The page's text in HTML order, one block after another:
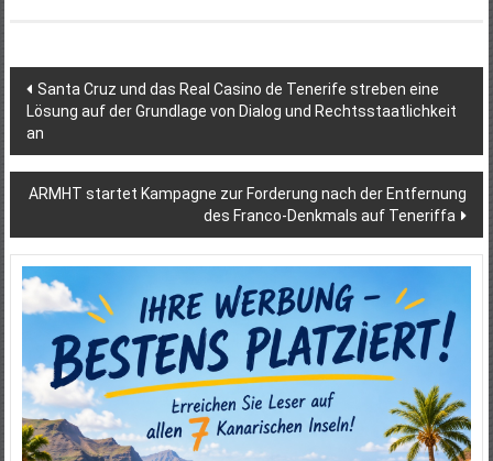
Beitragsnavigation
Santa Cruz und das Real Casino de Tenerife streben eine
Lösung auf der Grundlage von Dialog und Rechtsstaatlichkeit
an
ARMHT startet Kampagne zur Forderung nach der Entfernung
des Franco-Denkmals auf Teneriffa